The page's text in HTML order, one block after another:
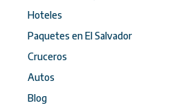
Hoteles
Paquetes en El Salvador
Cruceros
Autos
Blog